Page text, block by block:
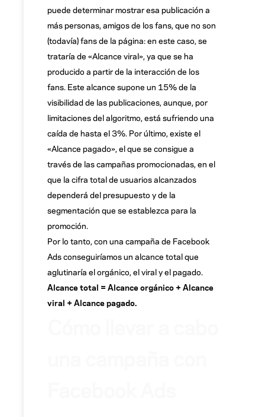
puede determinar mostrar esa publicación a
más personas, amigos de los fans, que no son
(todavía) fans de la página: en este caso, se
trataría de «Alcance viral», ya que se ha
producido a partir de la interacción de los
fans. Este alcance supone un 15% de la
visibilidad de las publicaciones, aunque, por
limitaciones del algoritmo, está sufriendo una
caída de hasta el 3%. Por último, existe el
«Alcance pagado», el que se consigue a
través de las campañas promocionadas, en el
que la cifra total de usuarios alcanzados
dependerá del presupuesto y de la
segmentación que se establezca para la
promoción.
Por lo tanto, con una campaña de Facebook
Ads conseguiríamos un alcance total que
aglutinaría el orgánico, el viral y el pagado.
Alcance total = Alcance orgánico + Alcance
viral + Alcance pagado.